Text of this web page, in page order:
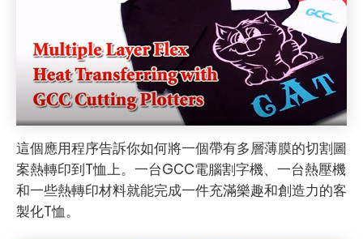
這個應用程序告訴你如何將一個帶有多層薄膜的切割圖
案熱轉印到T恤上。一台GCC電腦割字機、一台熱壓機
和一些熱轉印材料就能完成一件充滿樂趣和創造力的客
製化T恤。